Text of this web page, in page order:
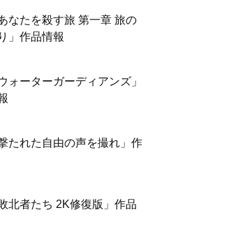
なたを殺す旅 第一章 旅の
」作品情報
ォーターガーディアンズ」
たれた自由の声を撮れ」作
北者たち 2K修復版」作品